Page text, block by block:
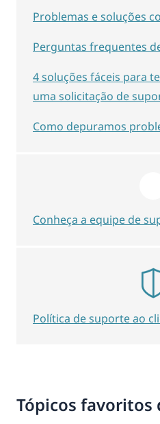
Tópicos favoritos
Problemas e soluções
Perguntas frequentes
4 soluções fáceis para
uma solicitação de
Como depuramos
Conheça a equipe de
Política de suporte ao